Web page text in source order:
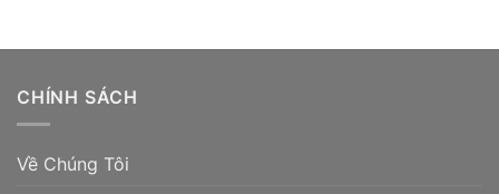
CHÍNH SÁCH
Về Chúng Tôi